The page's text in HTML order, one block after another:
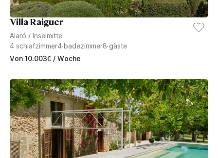
Villa Raiguer
Alaró / Inselmitte
4 schlafzimmer4badezimmer8gäste
Von 10.003€ / Woche